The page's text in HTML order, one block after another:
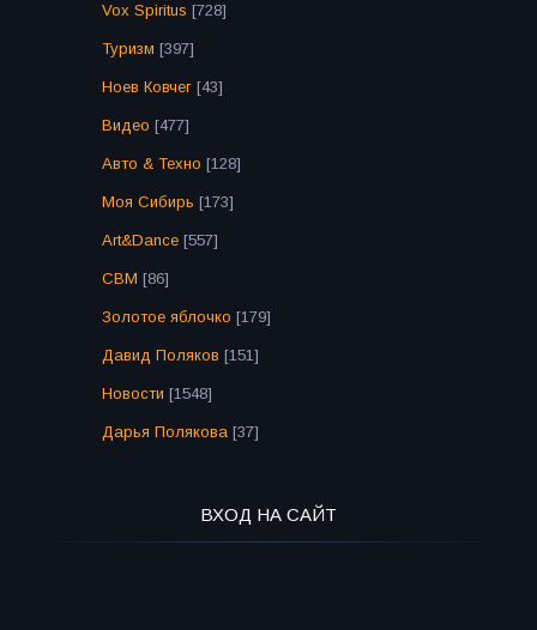
Vox Spiritus [728]
Туризм [397]
Ноев Ковчег [43]
Видео [477]
Авто & Техно [128]
Моя Сибирь [173]
Art&Dance [557]
СВМ [86]
Золотое яблочко [179]
Давид Поляков [151]
Новости [1548]
Дарья Полякова [37]
ВХОД НА САЙТ